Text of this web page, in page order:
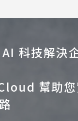
科技解決
幫助您